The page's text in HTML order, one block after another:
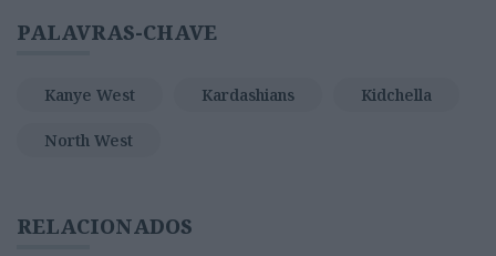
PALAVRAS-CHAVE
Kanye West Kardashians Kidchella
North West
RELACIONADOS